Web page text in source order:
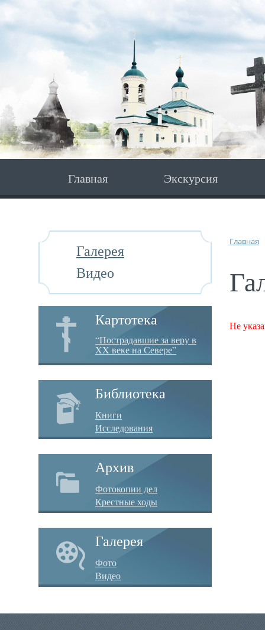
Главная Экскурсия
Галерея
Видео
Картотека
“Пострадавшие за веру в
XX веке на Севере”
Библиотека
Книги
Исследования
Архив
Фотокопии дел
Крестные ходы
Галерея
Фото
Видео
Главная
Не